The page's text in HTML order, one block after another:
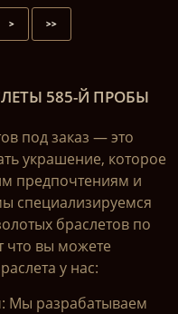
> >>
585-Й ПРОБЫ
под заказ — это
украшение, которое
предпочтениям и
специализируемся
браслетов по
что вы можете
у нас:
: Мы разрабатываем